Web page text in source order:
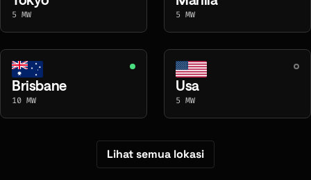
5 MW 5 MW
Brisbane
10 MW
Usa
5 MW
Lihat semua lokasi